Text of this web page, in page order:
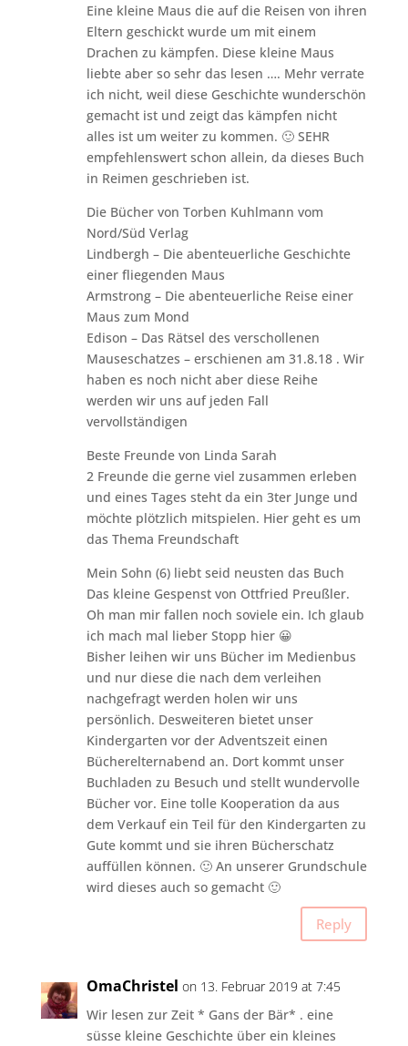
Eine kleine Maus die auf die Reisen von ihren
Eltern geschickt wurde um mit einem
Drachen zu kämpfen. Diese kleine Maus
liebte aber so sehr das lesen …. Mehr verrate
ich nicht, weil diese Geschichte wunderschön
gemacht ist und zeigt das kämpfen nicht
alles ist um weiter zu kommen. 🙂 SEHR
empfehlenswert schon allein, da dieses Buch
in Reimen geschrieben ist.
Die Bücher von Torben Kuhlmann vom
Nord/Süd Verlag
Lindbergh – Die abenteuerliche Geschichte
einer fliegenden Maus
Armstrong – Die abenteuerliche Reise einer
Maus zum Mond
Edison – Das Rätsel des verschollenen
Mauseschatzes – erschienen am 31.8.18 . Wir
haben es noch nicht aber diese Reihe
werden wir uns auf jeden Fall
vervollständigen
Beste Freunde von Linda Sarah
2 Freunde die gerne viel zusammen erleben
und eines Tages steht da ein 3ter Junge und
möchte plötzlich mitspielen. Hier geht es um
das Thema Freundschaft
Mein Sohn (6) liebt seid neusten das Buch
Das kleine Gespenst von Ottfried Preußler.
Oh man mir fallen noch soviele ein. Ich glaub
ich mach mal lieber Stopp hier 😀
Bisher leihen wir uns Bücher im Medienbus
und nur diese die nach dem verleihen
nachgefragt werden holen wir uns
persönlich. Desweiteren bietet unser
Kindergarten vor der Adventszeit einen
Bücherelternabend an. Dort kommt unser
Buchladen zu Besuch und stellt wundervolle
Bücher vor. Eine tolle Kooperation da aus
dem Verkauf ein Teil für den Kindergarten zu
Gute kommt und sie ihren Bücherschatz
auffüllen können. 🙂 An unserer Grundschule
wird dieses auch so gemacht 🙂
Reply
OmaChristel on 13. Februar 2019 at 7:45
Wir lesen zur Zeit * Gans der Bär* . eine
süsse kleine Geschichte über ein kleines